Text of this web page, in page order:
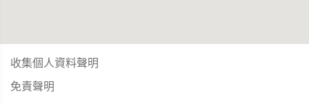
收集個人資料聲明
免責聲明